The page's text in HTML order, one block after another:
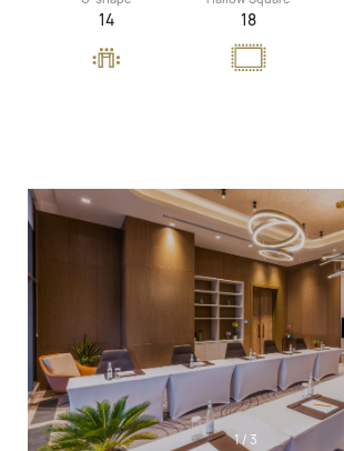
14 18
1/ 3